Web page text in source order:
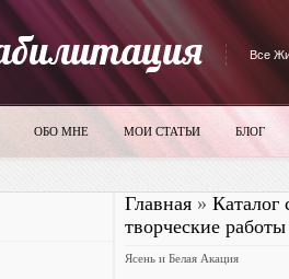
Все
ОБО МНЕ МОИ СТАТЬИ БЛОГ
Главная» Каталог
творческие работы
Ясень и Белая Акация